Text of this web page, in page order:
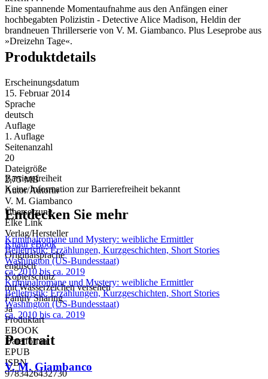
Eine spannende Momentaufnahme aus den Anfängen einer
hochbegabten Polizistin - Detective Alice Madison, Heldin der
brandneuen Thrillerserie von V. M. Giambanco. Plus Leseprobe aus
»Dreizehn Tage«.
Produktdetails
Erscheinungsdatum
15. Februar 2014
Sprache
deutsch
Auflage
1. Auflage
Seitenanzahl
20
Dateigröße
2,75 MB
Autor/Autorin
V. M. Giambanco
Übersetzung
Elke Link
Verlag/Hersteller
Knaur eBook
Originalsprache
englisch
Kopierschutz
mit Wasserzeichen versehen
Family Sharing
Ja
Produktart
EBOOK
Dateiformat
EPUB
ISBN
9783426432730
Barrierefreiheit
Keine Information zur Barrierefreiheit bekannt
Entdecken Sie mehr
Kriminalromane und Mystery: weibliche Ermittler
Belletristik: Erzählungen, Kurzgeschichten, Short Stories
Washington (US-Bundesstaat)
ca. 2010 bis ca. 2019
Kriminalromane und Mystery: weibliche Ermittler
Belletristik: Erzählungen, Kurzgeschichten, Short Stories
Washington (US-Bundesstaat)
ca. 2010 bis ca. 2019
Portrait
V. M. Giambanco